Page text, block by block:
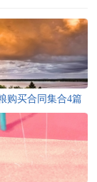
购买合同集合4篇